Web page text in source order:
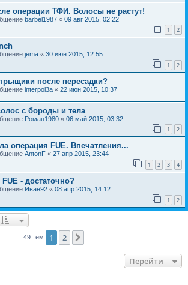
операции ТФИ. Волосы не растут!
barbel1987 « 09 авг 2015, 02:22
1 2
jema « 30 июн 2015, 12:55
1 2
после пересадки?
interpol3a « 22 июн 2015, 10:37
с бороды и тела
Роман1980 « 06 май 2015, 03:32
1 2
операция FUE. Впечатления...
AntonF « 27 апр 2015, 23:44
1 2 3 4
- достаточно?
Иван92 « 08 апр 2015, 14:12
1 2
49 тем 1 2
Перейти